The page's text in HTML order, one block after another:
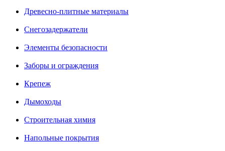
Древесно-плитные материалы
Снегозадержатели
Элементы безопасности
Заборы и ограждения
Крепеж
Дымоходы
Строительная химия
Напольные покрытия